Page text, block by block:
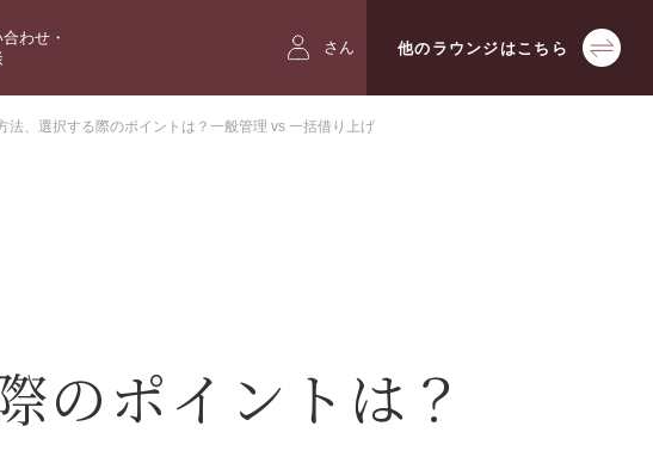
わせ・
さん 他の ラウンジはこちら
法、選択する際のポイントは？一般管理 vs 一括借り上げ
のポイントは？